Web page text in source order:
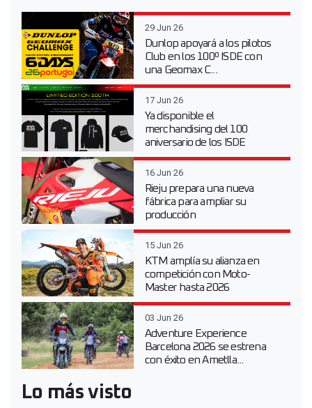
29 Jun 26
Dunlop apoyará a los pilotos
Club en los 100º ISDE con
una Geomax C...
17 Jun 26
Ya disponible el
merchandising del 100
aniversario de los ISDE
16 Jun 26
Rieju prepara una nueva
fábrica para ampliar su
producción
15 Jun 26
KTM amplía su alianza en
competición con Moto-
Master hasta 2026
03 Jun 26
Adventure Experience
Barcelona 2026 se estrena
con éxito en Ametlla...
Lo más visto